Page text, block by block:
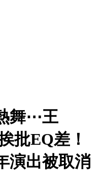
舞⋯王
批EQ差！
演出被取消